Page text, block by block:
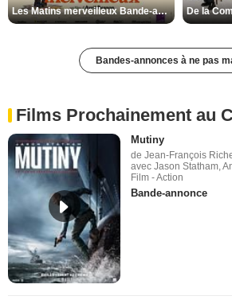
Les Matins merveilleux Bande-annonce VF
Bandes-annonces à ne pas
Films Prochainement au
Mutiny
de Jean-François
avec Jason Statham,
Film - Action
Bande-annonce